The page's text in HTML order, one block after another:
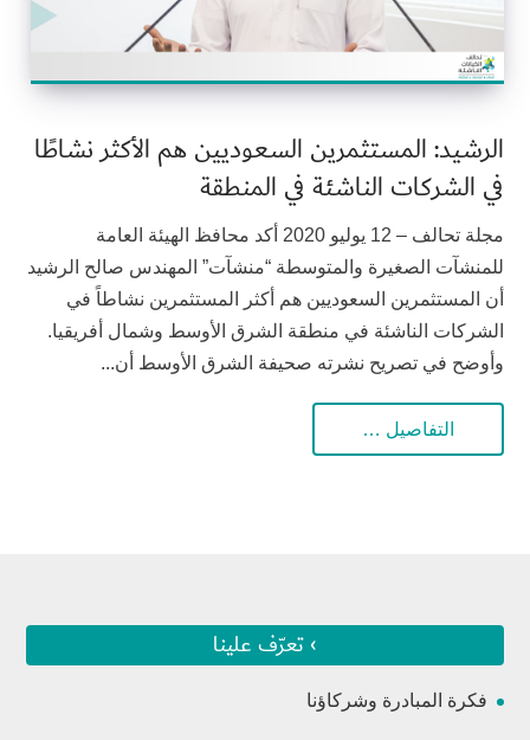
الرشيد: المستثمرين السعوديين هم الأكثر نشاطًا
في الشركات الناشئة في المنطقة
مجلة تحالف – 12 يوليو 2020 أكد محافظ الهيئة العامة
للمنشآت الصغيرة والمتوسطة “منشآت” المهندس صالح الرشيد
أن المستثمرين السعوديين هم أكثر المستثمرين نشاطاً في
الشركات الناشئة في منطقة الشرق الأوسط وشمال أفريقيا.
وأوضح في تصريح نشرته صحيفة الشرق الأوسط أن...
التفاصيل …
› تعرّف علينا
فكرة المبادرة وشركاؤنا